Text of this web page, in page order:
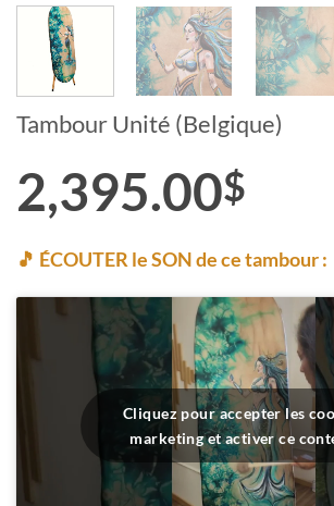
Tambour Unité (Belgique)
2,395.00$
🎵 ÉCOUTER le SON de ce tambour :
Cliquez pour accepter les
marketing et activer ce